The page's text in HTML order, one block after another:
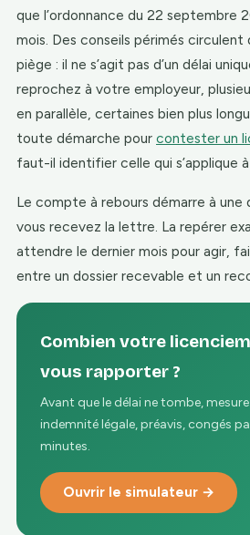
que l’ordonnance du 22 septembre
mois. Des conseils périmés
piège : il ne s’agit pas d’un délai
reprochez à votre employeur,
en parallèle, certaines bien plus
toute démarche pour contester un
faut-il identifier celle qui s’applique
Le compte à rebours démarre à une
vous recevez la lettre. La repérer
attendre le dernier mois pour agir,
entre un dossier recevable et un
Combien votre
vous rapporter ?
Avant que le délai ne tombe,
indemnité légale, préavis, congés
minutes.
Ouvrir le simulateur →